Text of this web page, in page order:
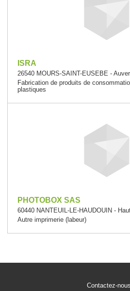
ISRA
26540 MOURS-SAINT-EUSEBE -
Fabrication de produits de
plastiques
PHOTOBOX SAS
60440 NANTEUIL-LE-HAUDOUIN -
Autre imprimerie (labeur)
Contactez-nous